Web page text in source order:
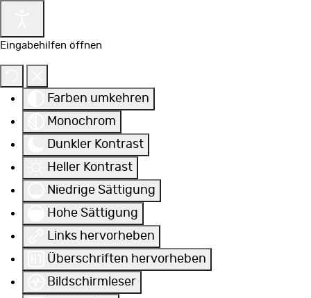
Eingabehilfen öffnen
Farben umkehren
Monochrom
Dunkler Kontrast
Heller Kontrast
Niedrige Sättigung
Hohe Sättigung
Links hervorheben
Überschriften hervorheben
Bildschirmleser